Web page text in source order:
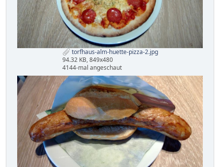
torfhaus-alm-huette-pizza-2.jpg
94.32 KB, 849x480
4144-mal angeschaut